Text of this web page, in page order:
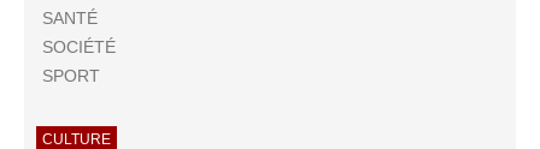
SANTÉ
SOCIÉTÉ
SPORT
CULTURE